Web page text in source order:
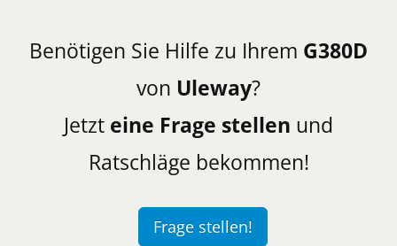
Benötigen Sie Hilfe zu Ihrem G380D
von Uleway?
Jetzt eine Frage stellen und
Ratschläge bekommen!
Frage stellen!